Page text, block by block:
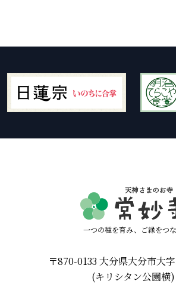
一つの種を育み、ご縁をつ
〒870-0133 大分県大分市大
(キリシタン公園横)